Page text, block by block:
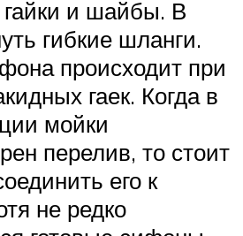
гайки и шайбы. В
гибкие шланги.
происходит при
гаек. Когда в
мойки
перелив, то стоит
его к
не редко